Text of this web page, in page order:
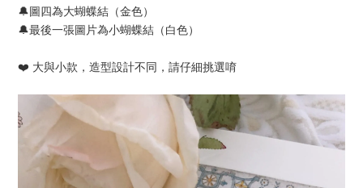
🔔圖四為大蝴蝶結（金色）
🔔最後一張圖片為小蝴蝶結（白色）
❤️ 大與小款，造型設計不同，請仔細挑選唷